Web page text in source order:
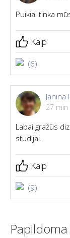
Puikiai tinka
Kaip
(6)
Janina
27 min
Labai gražūs
studijai.
Kaip
(9)